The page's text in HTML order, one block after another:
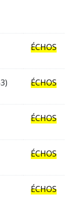
ÉCHOS
ÉCHOS
ÉCHOS
ÉCHOS
ÉCHOS